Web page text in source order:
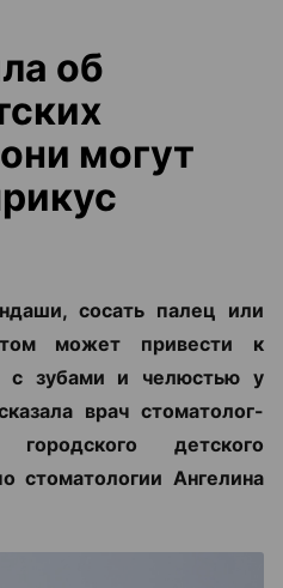
об
могут
сосать палец или
может привести к
с зубами и челюстью у
врач стоматолог-
детского
стоматологии Ангелина